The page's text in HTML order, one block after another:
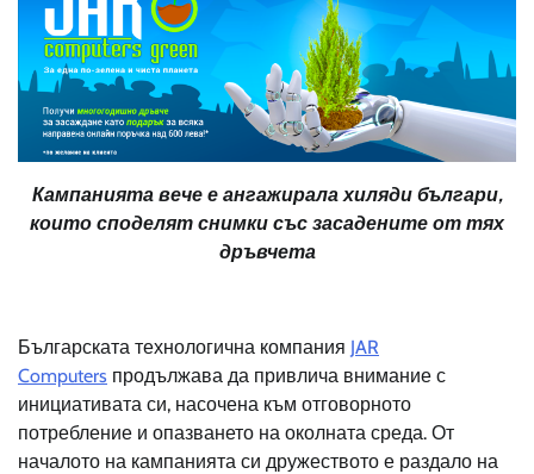
Кампанията вече е ангажирала хиляди българи,
които споделят снимки със засадените от тях
дръвчета
Българската технологична компания JAR
Computers продължава да привлича внимание с
инициативата си, насочена към отговорното
потребление и опазването на околната среда. От
началото на кампанията си дружеството е раздало на